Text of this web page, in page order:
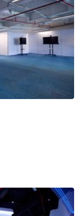
Ufficio
Acquista
Condividi